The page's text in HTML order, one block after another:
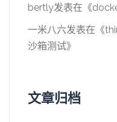
bertly发表在《
一米八六发表在《
沙箱测试》
文章归档